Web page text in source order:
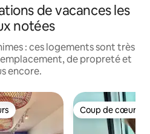
de vacances les
notées
: ces logements sont très
de propreté et
encore.
les plus appréciés Coup de cœur
Coup de cœur